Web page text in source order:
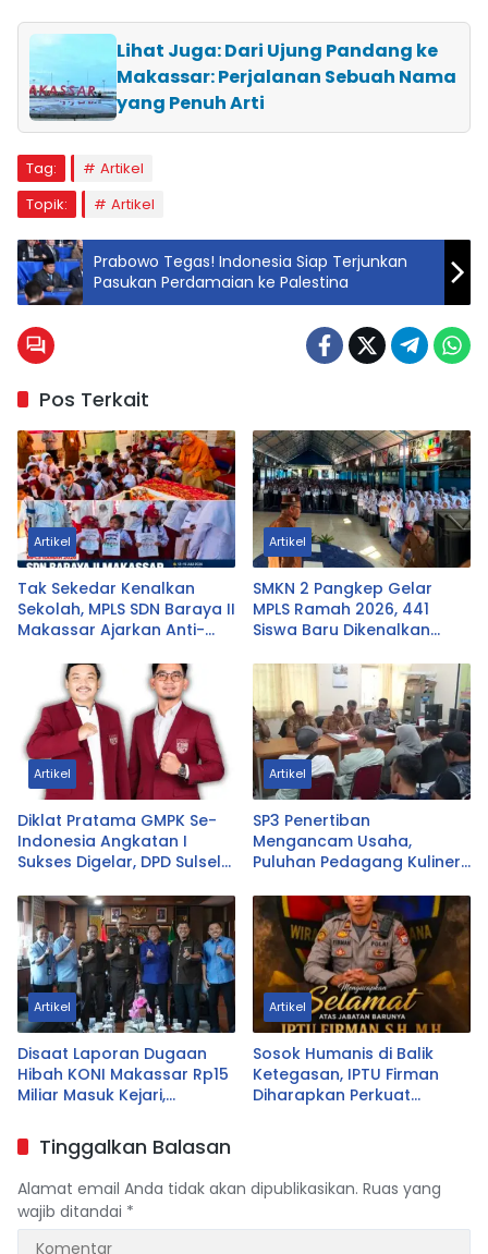
Lihat Juga: Dari Ujung Pandang ke
Makassar: Perjalanan Sebuah Nama
yang Penuh Arti
Tag:
Artikel
Topik:
Artikel
Prabowo Tegas! Indonesia Siap Terjunkan
Pasukan Perdamaian ke Palestina
Pos Terkait
Artikel
Tak Sekedar Kenalkan
Sekolah, MPLS SDN Baraya II
Makassar Ajarkan Anti-
Sehat
Artikel
SMKN 2 Pangkep Gelar
MPLS Ramah 2026, 441
Siswa Baru Dikenalkan
Artikel
Diklat Pratama GMPK Se-
Indonesia Angkatan I
Sukses Digelar, DPD Sulsel
Muda Berintegritas
Artikel
SP3 Penertiban
Mengancam Usaha,
Puluhan Pedagang Kuliner
Pemerintah Tunda
Pembongkaran
Artikel
Disaat Laporan Dugaan
Hibah KONI Makassar Rp15
Miliar Masuk Kejari,
Kejati Sulsel; Ada Apa.?
Artikel
Sosok Humanis di Balik
Ketegasan, IPTU Firman
Diharapkan Perkuat
Tinggalkan Balasan
Alamat email Anda tidak akan dipublikasikan. Ruas yang
wajib ditandai *